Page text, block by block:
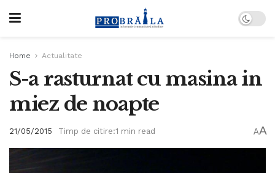
Home Actualitate
S-a rasturnat cu masina in
miez de noapte
21/05/2015 Timp de citire:1 min read AA